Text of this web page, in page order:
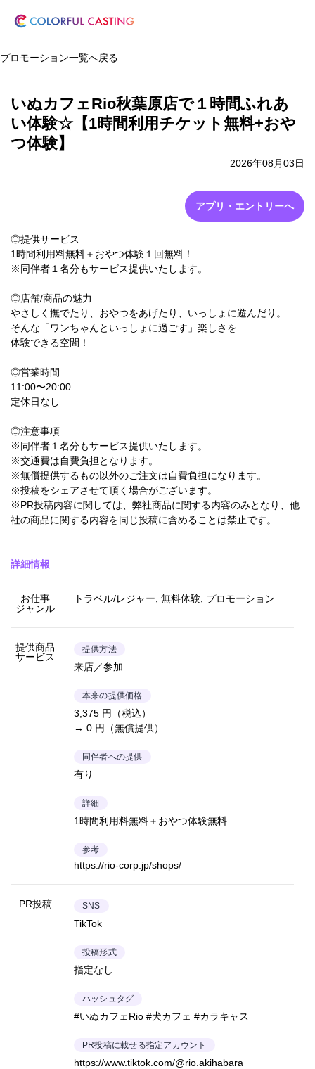
プロモーション一覧へ戻る
いぬカフェRio秋葉原店で１時間ふれあ
い体験☆【1時間利用チケット無料+おや
つ体験】
2026年08月03日
アプリ・エントリーへ
◎提供サービス
1時間利用料無料＋おやつ体験１回無料！
※同伴者１名分もサービス提供いたします。
◎店舗/商品の魅力
やさしく撫でたり、おやつをあげたり、いっしょに遊んだり。
そんな「ワンちゃんといっしょに過ごす」楽しさを
体験できる空間！
◎営業時間
11:00〜20:00
定休日なし
◎注意事項
※同伴者１名分もサービス提供いたします。
※交通費は自費負担となります。
※無償提供するもの以外のご注文は自費負担になります。
※投稿をシェアさせて頂く場合がございます。
※PR投稿内容に関しては、弊社商品に関する内容のみとなり、他
社の商品に関する内容を同じ投稿に含めることは禁止です。
詳細情報
お仕事
ジャンル
トラベル/レジャー, 無料体験, プロモーション
提供商品
サービス
提供方法
来店／参加
本来の提供価格
3,375 円（税込）
→ 0 円（無償提供）
同伴者への提供
有り
詳細
1時間利用料無料＋おやつ体験無料
参考
https://rio-corp.jp/shops/
PR投稿 SNS
TikTok
投稿形式
指定なし
ハッシュタグ
#いぬカフェRio #犬カフェ #カラキャス
PR投稿に載せる指定アカウント
https://www.tiktok.com/@rio.akihabara